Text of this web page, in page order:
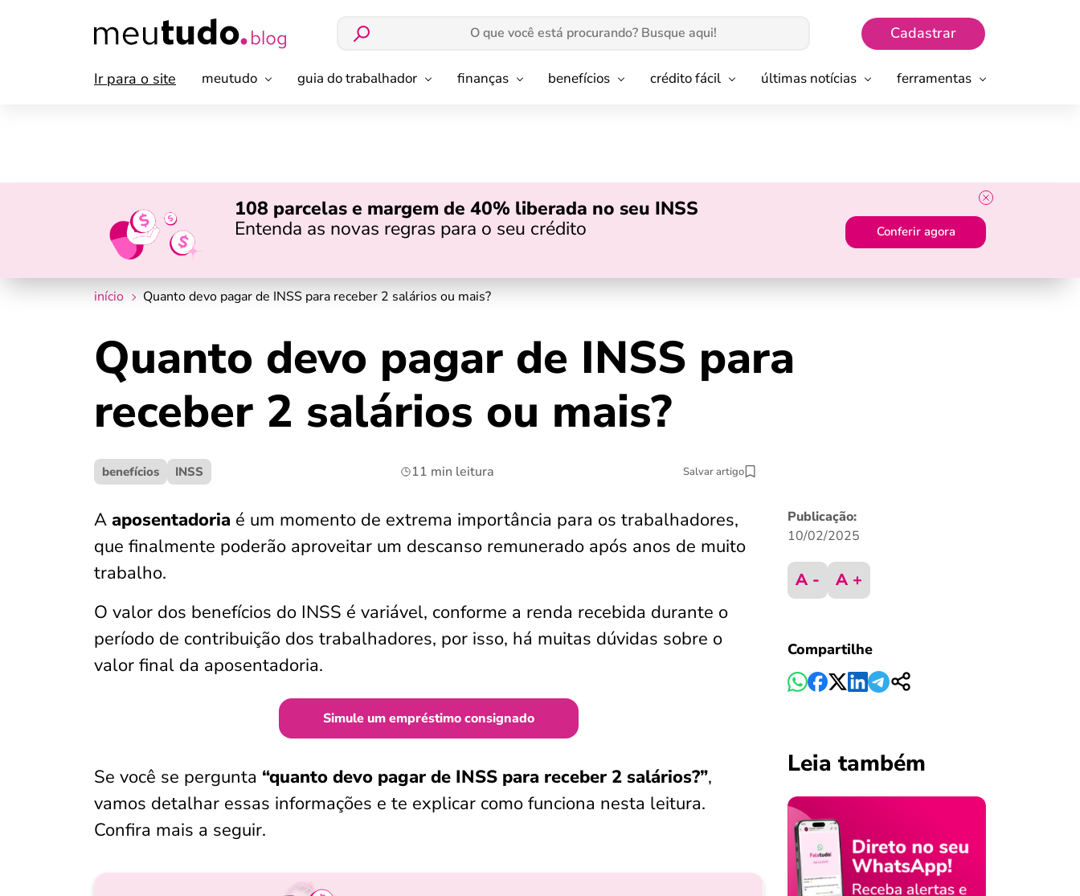
Cadastrar
Ir para o site meutudo guia do trabalhador finanças benefícios crédito fácil últimas notícias ferramentas
108 parcelas e margem de 40% liberada no seu INSS
Entenda as novas regras para o seu crédito
Conferir agora
início Quanto devo pagar de INSS para receber 2 salários ou mais?
Quanto devo pagar de INSS para
receber 2 salários ou mais?
benefícios INSS 11 min leitura Salvar artigo
A aposentadoria é um momento de extrema importância para os trabalhadores,
que finalmente poderão aproveitar um descanso remunerado após anos de muito
trabalho.
O valor dos benefícios do INSS é variável, conforme a renda recebida durante o
período de contribuição dos trabalhadores, por isso, há muitas dúvidas sobre o
valor final da aposentadoria.
Simule um empréstimo consignado
Se você se pergunta “quanto devo pagar de INSS para receber 2 salários?”,
vamos detalhar essas informações e te explicar como funciona nesta leitura.
Confira mais a seguir.
Publicação:
10/02/2025
A - A +
Compartilhe
Leia também